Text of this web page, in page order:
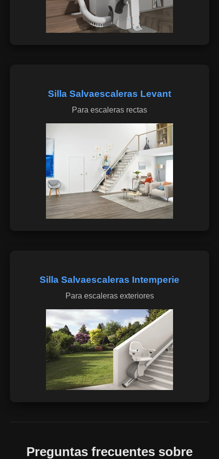
Silla Salvaescaleras Levant
Para escaleras rectas
Silla Salvaescaleras Intemperie
Para escaleras exteriores
Preguntas frecuentes sobre